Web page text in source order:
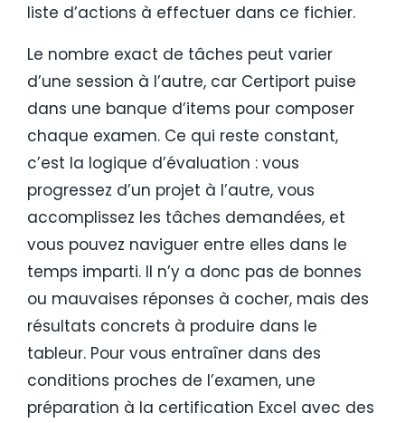
liste d’actions à effectuer dans ce fichier.
Le nombre exact de tâches peut varier
d’une session à l’autre, car Certiport puise
dans une banque d’items pour composer
chaque examen. Ce qui reste constant,
c’est la logique d’évaluation : vous
progressez d’un projet à l’autre, vous
accomplissez les tâches demandées, et
vous pouvez naviguer entre elles dans le
temps imparti. Il n’y a donc pas de bonnes
ou mauvaises réponses à cocher, mais des
résultats concrets à produire dans le
tableur. Pour vous entraîner dans des
conditions proches de l’examen, une
préparation à la certification Excel avec des